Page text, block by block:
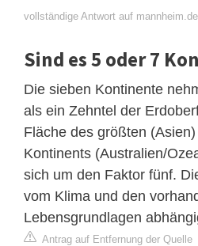
vollständige Antwort auf
Sind es 5 oder 7
Die sieben Kontinente
als ein Zehntel der
Fläche des größten
Kontinents (Australien/
sich um den Faktor fünf.
vom Klima und den
Lebensgrundlagen
Antrag auf Entfernung der Quelle